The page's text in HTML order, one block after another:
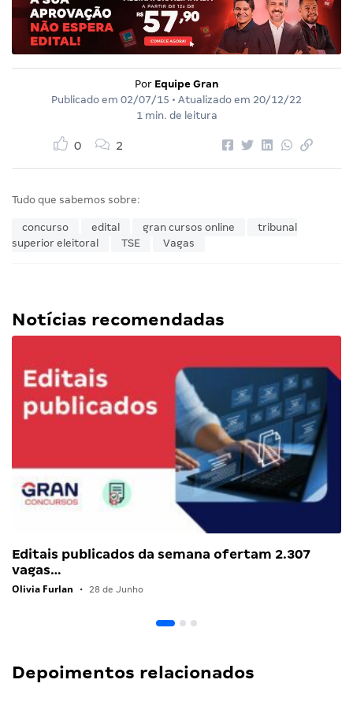
Por Equipe Gran
Publicado em 02/07/15 • Atualizado em 20/12/22
1 min. de leitura
0 2
Tudo que sabemos sobre:
concurso edital gran cursos online
tribunal
superior eleitoral
TSE Vagas
Notícias recomendadas
Editais publicados da semana ofertam 2.307
vagas…
Olivia Furlan • 28 de Junho
Depoimentos relacionados